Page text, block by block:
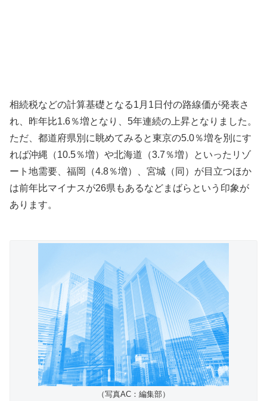
相続税などの計算基礎となる1月1日付の路線価が発表さ
れ、昨年比1.6％増となり、5年連続の上昇となりました。
ただ、都道府県別に眺めてみると東京の5.0％増を別にす
れば沖縄（10.5％増）や北海道（3.7％増）といったリゾ
ート地需要、福岡（4.8％増）、宮城（同）が目立つほか
は前年比マイナスが26県もあるなどまばらという印象が
あります。
（写真AC：編集部）